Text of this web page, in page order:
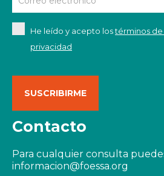
He leído y acepto lostérminos de
privacidad
Contacto
Para cualquier consulta
informacion@foessa.org